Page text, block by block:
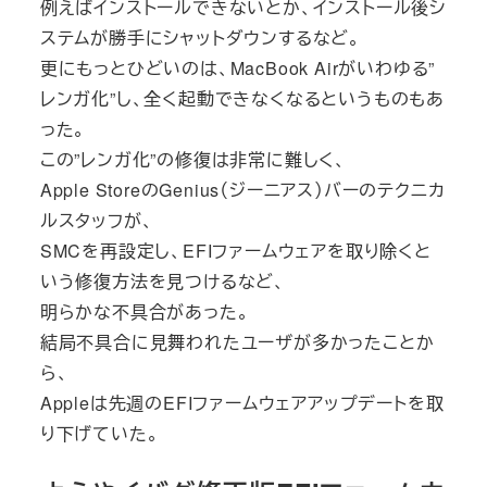
例えばインストールできないとか、インストール後シ
ステムが勝手にシャットダウンするなど。
更にもっとひどいのは、MacBook Airがいわゆる”
レンガ化”し、全く起動できなくなるというものもあ
った。
この”レンガ化”の修復は非常に難しく、
Apple StoreのGenius（ジーニアス）バーのテクニカ
ルスタッフが、
SMCを再設定し、EFIファームウェアを取り除くと
いう修復方法を見つけるなど、
明らかな不具合があった。
結局不具合に見舞われたユーザが多かったことか
ら、
Appleは先週のEFIファームウェアアップデートを取
り下げていた。